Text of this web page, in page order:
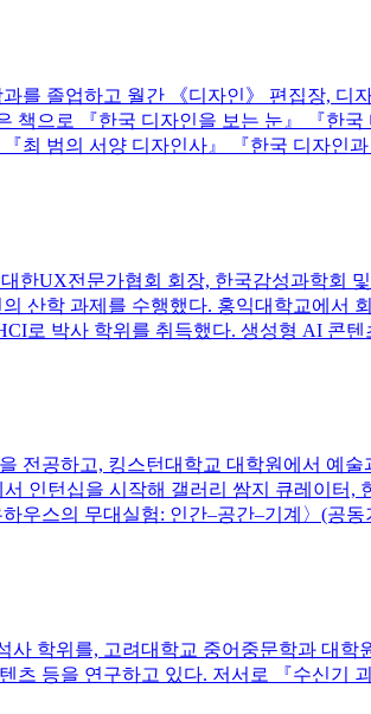
를 졸업하고 월간 《디자인》 편집장,
책으로 『한국 디자인을 보는 눈』 『한
최 범의 서양 디자인사』 『한국 디자인
한UX전문가협회 회장, 한국감성과학회
산학 과제를 수행했다. 홍익대학교에
로 박사 학위를 취득했다. 생성형 AI 콘
전공하고, 킹스턴대학교 대학원에서 예
인턴십을 시작해 갤러리 쌈지 큐레이터
우스의 무대실험: 인간–공간–기계〉(공
학위를, 고려대학교 중어중문학과 대
츠 등을 연구하고 있다. 저서로 『수신기